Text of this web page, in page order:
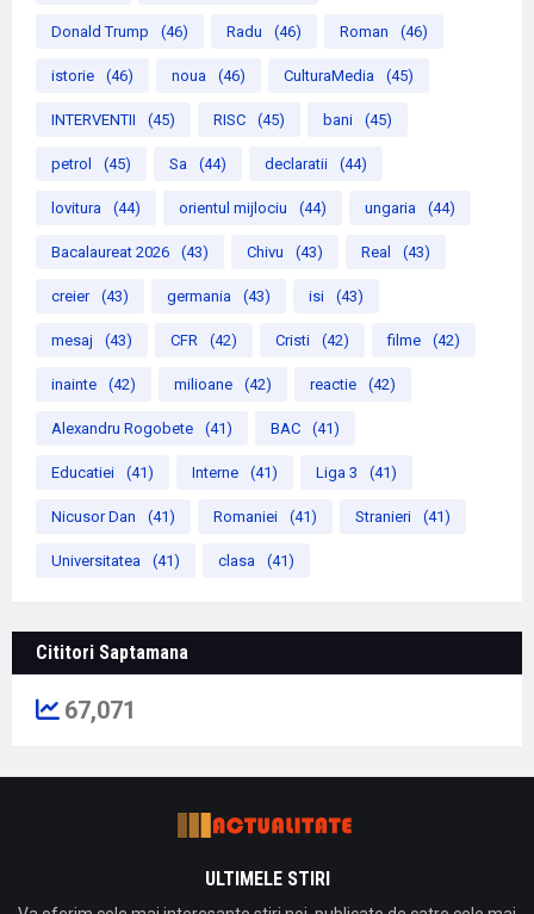
Donald Trump (46) Radu (46) Roman (46)
istorie (46) noua (46) CulturaMedia (45)
INTERVENTII (45) RISC (45) bani (45)
petrol (45) Sa (44) declaratii (44)
lovitura (44) orientul mijlociu (44) ungaria (44)
Bacalaureat 2026 (43) Chivu (43) Real (43)
creier (43) germania (43) isi (43)
mesaj (43) CFR (42) Cristi (42) filme (42)
inainte (42) milioane (42) reactie (42)
Alexandru Rogobete (41) BAC (41)
Educatiei (41) Interne (41) Liga 3 (41)
Nicusor Dan (41) Romaniei (41) Stranieri (41)
Universitatea (41) clasa (41)
Cititori Saptamana
67,071
ULTIMELE STIRI